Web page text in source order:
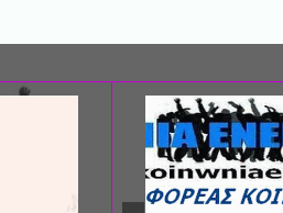
ΣΥΝΕΔΡΙΟ:
ΦΡΟΝΤΙΔΑΣ», ΑΠΟ
ΨΥΧΙΑΤΡΙΚΗΣ Π.
EΥΡΩΠΑΪΚΟ ΔΙΚΤΥΟ
ΥΓΕΙΑΣ ΑSKLEPIOS